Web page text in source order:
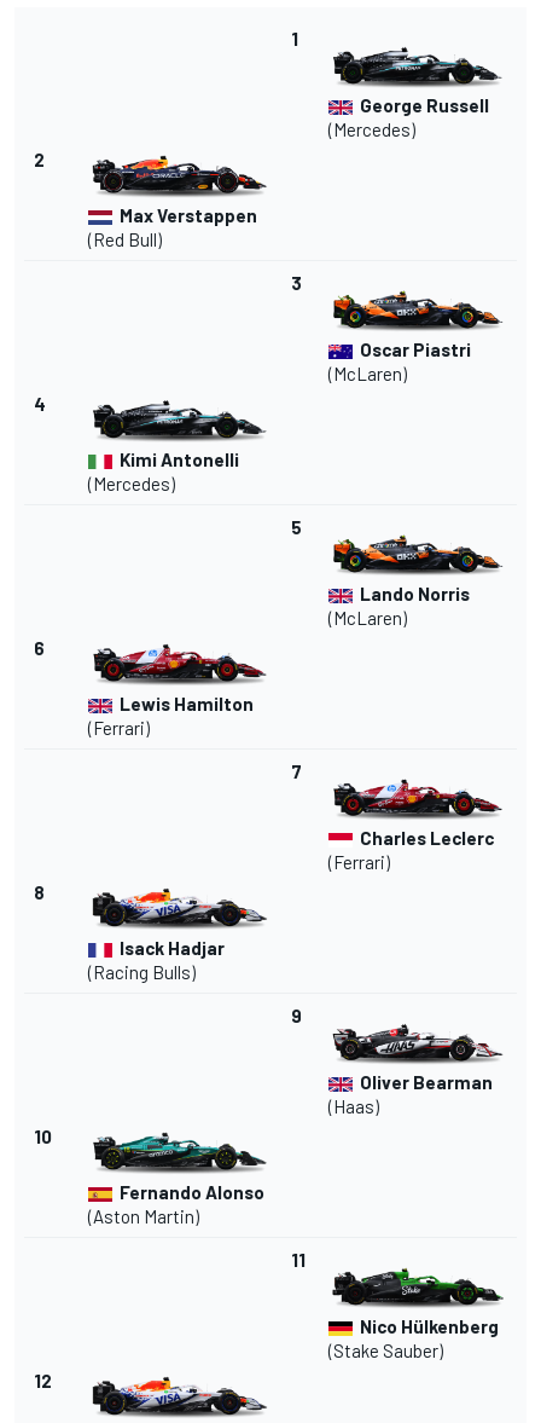
2
Max Verstappen
(Red Bull)
1
George Russell
(Mercedes)
4
Kimi Antonelli
(Mercedes)
3
Oscar Piastri
(McLaren)
6
Lewis Hamilton
(Ferrari)
5
Lando Norris
(McLaren)
8
Isack Hadjar
(Racing Bulls)
7
Charles Leclerc
(Ferrari)
10
Fernando Alonso
(Aston Martin)
9
Oliver Bearman
(Haas)
12
11
Nico Hülkenberg
(Stake Sauber)